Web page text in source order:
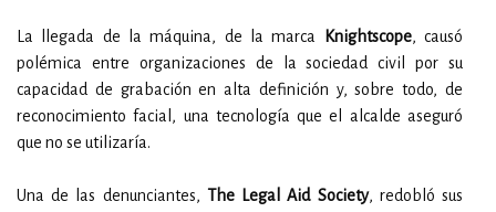
La llegada de la máquina, de la marca Knightscope, causó
polémica entre organizaciones de la sociedad civil por su
capacidad de grabación en alta definición y, sobre todo, de
reconocimiento facial, una tecnología que el alcalde aseguró
que no se utilizaría.
Una de las denunciantes, The Legal Aid Society, redobló sus